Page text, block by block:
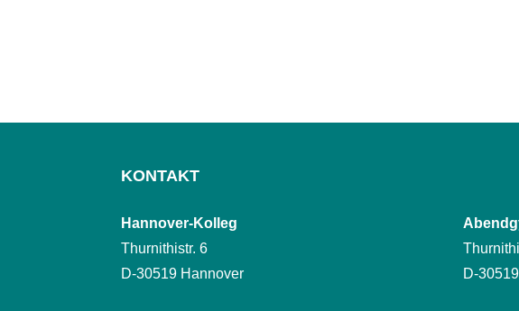
KONTAKT
Hannover-Kolleg
Thurnithistr. 6
D-30519 Hannover
D-